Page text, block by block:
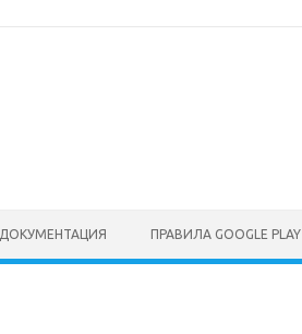
ДОКУМЕНТАЦИЯ ПРАВИЛА GOOGLE PLAY